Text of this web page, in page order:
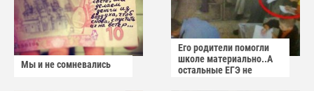
Мы и не сомневались
Его родители помогли
школе материально..А
остальные ЕГЭ не